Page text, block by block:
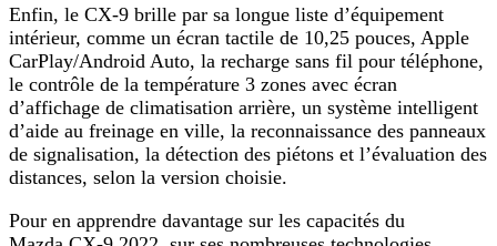
Enfin, le CX-9 brille par sa longue liste d’équipement
intérieur, comme un écran tactile de 10,25 pouces, Apple
CarPlay/Android Auto, la recharge sans fil pour téléphone,
le contrôle de la température 3 zones avec écran
d’affichage de climatisation arrière, un système intelligent
d’aide au freinage en ville, la reconnaissance des panneaux
de signalisation, la détection des piétons et l’évaluation des
distances, selon la version choisie.
Pour en apprendre davantage sur les capacités du